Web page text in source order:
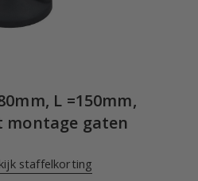
L =150mm,
montage gaten
staffelkorting